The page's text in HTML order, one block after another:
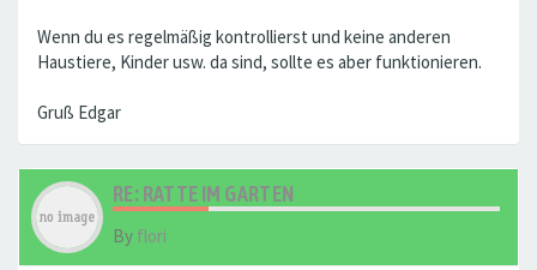
Wenn du es regelmäßig kontrollierst und keine anderen
Haustiere, Kinder usw. da sind, sollte es aber funktionieren.
Gruß Edgar
RE: RATTE IM GARTEN
By flori